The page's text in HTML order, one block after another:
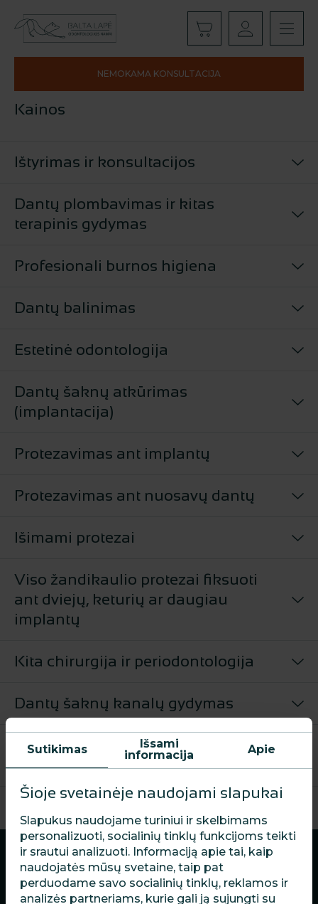
NEMOKAMA KONSULTACIJA
Kainos
Ištyrimas ir konsultacijos
Dantų plombavimas ir kitas
terapinis gydymas
Profesionali burnos higiena
Dantų balinimas
Estetinė odontologija
Dantų šaknų atkūrimas
(implantacija)
Protezavimas ant implantų
Protezavimas ant nuosavų dantų
Išimami protezai
Viso žandikaulio protezai fiksuoti
ant dviejų, keturių ar daugiau
implantų
Kita chirurgija ir periodontologija
Dantų šaknų kanalų gydymas
Dantų šaknų kanalų gydymas su
mikroskopu (Endodontija)
Sutikimas
Išsami
informacija
Apie
Šioje svetainėje naudojami slapukai
Slapukus naudojame turiniui ir skelbimams
personalizuoti, socialinių tinklų funkcijoms teikti
ir srautui analizuoti. Informaciją apie tai, kaip
naudojatės mūsų svetaine, taip pat
perduodame savo socialinių tinklų, reklamos ir
analizės partneriams, kurie gali ją sujungti su